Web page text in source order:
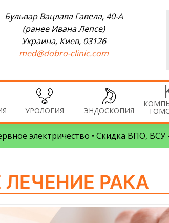
Бульвар Вацлава Гавела, 40-А
(ранее Ивана Лепсе)
Украина, Киев, 03126
med@dobro-clinic.com
УРОЛОГИЯ ЭНДОСКОПИЯ
электричество • Скидка ВПО, ВСУ
РАКА